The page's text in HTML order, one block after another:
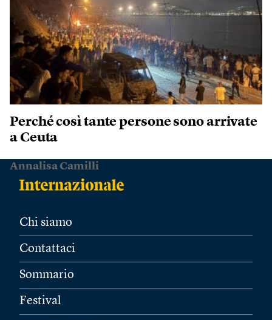
Perché così tante persone sono arrivate
a Ceuta
Annalisa Camilli
Chi siamo
Contattaci
Sommario
Festival